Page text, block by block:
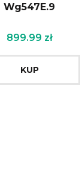
Wg547E.9
899.99 zł
KUP